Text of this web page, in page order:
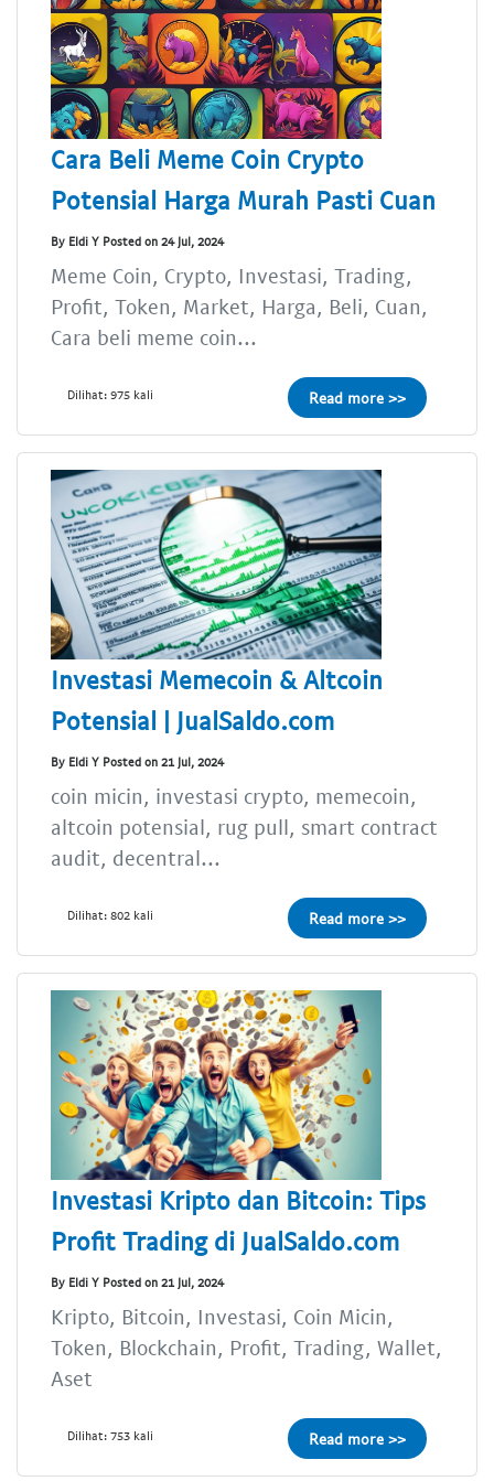
Cara Beli Meme Coin Crypto
Potensial Harga Murah Pasti Cuan
By Eldi Y Posted on 24 Jul, 2024
Meme Coin, Crypto, Investasi, Trading,
Profit, Token, Market, Harga, Beli, Cuan,
Cara beli meme coin...
Dilihat: 975 kali Read more >>
Investasi Memecoin & Altcoin
Potensial | JualSaldo.com
By Eldi Y Posted on 21 Jul, 2024
coin micin, investasi crypto, memecoin,
altcoin potensial, rug pull, smart contract
audit, decentral...
Dilihat: 802 kali Read more >>
Investasi Kripto dan Bitcoin: Tips
Profit Trading di JualSaldo.com
By Eldi Y Posted on 21 Jul, 2024
Kripto, Bitcoin, Investasi, Coin Micin,
Token, Blockchain, Profit, Trading, Wallet,
Aset
Dilihat: 753 kali Read more >>